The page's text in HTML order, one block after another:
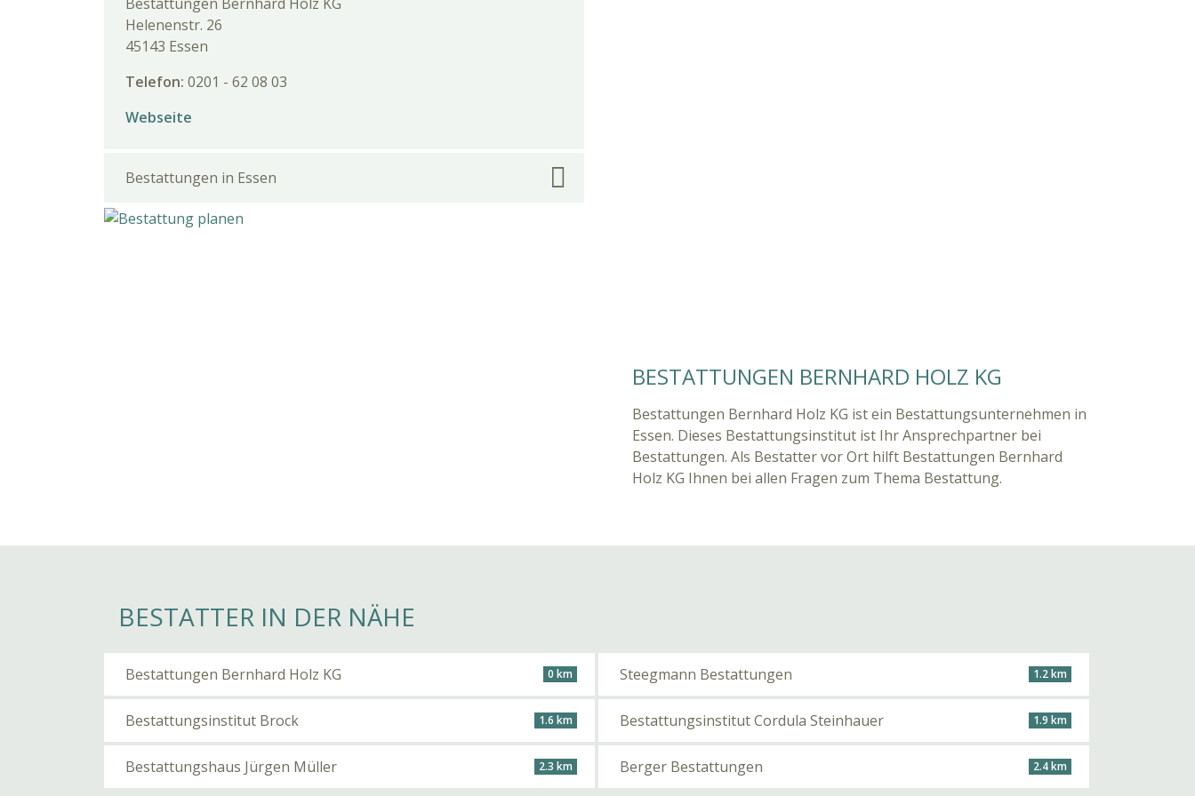
Helenenstr. 26
45143 Essen
Telefon: 0201 - 62 08 03
Webseite
Bestattungen in Essen
BESTATTUNGEN BERNHARD HOLZ KG
Bestattungen Bernhard Holz KG ist ein Bestattungsunternehmen in
Essen. Dieses Bestattungsinstitut ist Ihr Ansprechpartner bei
Bestattungen. Als Bestatter vor Ort hilft Bestattungen Bernhard
Holz KG Ihnen bei allen Fragen zum Thema Bestattung.
BESTATTER IN DER NÄHE
Bestattungen Bernhard Holz KG 0 km Steegmann Bestattungen 1.2 km
Bestattungsinstitut Brock 1.6 km Bestattungsinstitut Cordula Steinhauer 1.9 km
Bestattungshaus Jürgen Müller 2.3 km Berger Bestattungen 2.4 km